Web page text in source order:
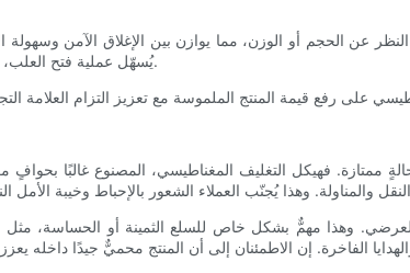
عن الحجم أو الوزن، مما يوازن بين الإغلاق الآمن وسهولة
يُسهّل عملية فتح العلب، ويجنبك أي إحباط قد يصاحب صعوبة فتح العبوات.
ممتازة. فهيكل التغليف المغناطيسي، المصنوع غالبًا
العرضي. وهذا مهمٌّ بشكل خاص للسلع الثمينة أو الحساسة،